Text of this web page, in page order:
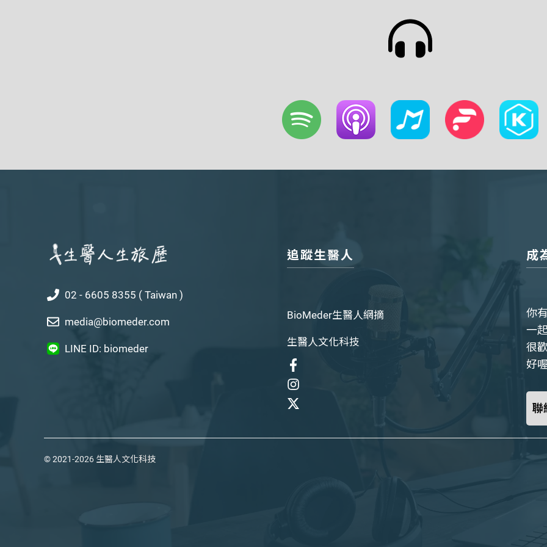
02 - 6605 8355 ( Taiwan )
media@biomeder.com
LINE ID: biomeder
追蹤生醫人
BioMeder生醫人網摘
生醫人文化科技
成
你
一
很
好
聯
© 2021-2026 生醫人文化科技